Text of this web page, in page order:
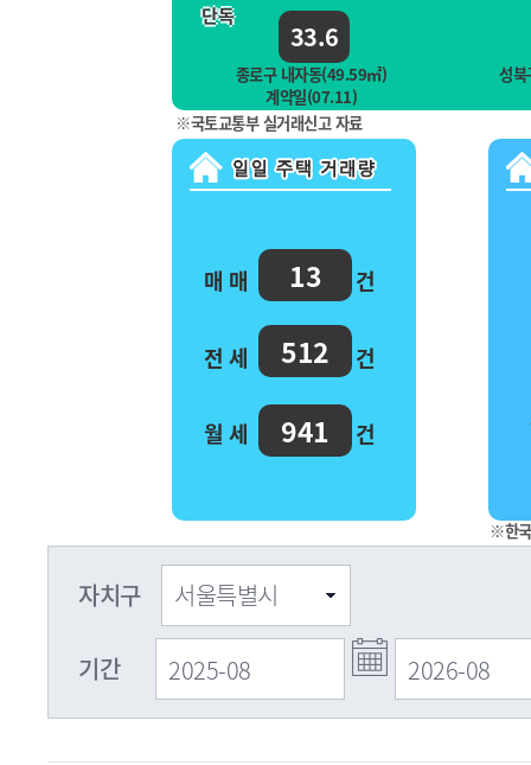
단독
33.6
종로구 내자동(49.59㎡)
계약일(07.11)
성
※국토교통부 실거래신고 자료
매 매 건
13
전 세 건
512
월 세 건
941
※한
자치구
기간